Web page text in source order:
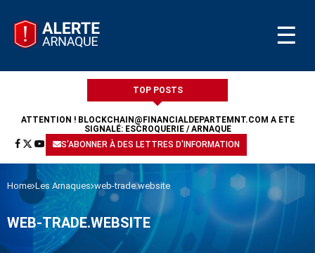
☰
TOP POSTS
ATTENTION ! BLOCKCHAIN@FINANCIALDEPARTEMNT.COM A ÉTÉ
SIGNALÉ: ESCROQUERIE / ARNAQUE
S'ABONNER À DES LETTRES D'INFORMATION
Home Les Arnaques web-trade.website
WEB-TRADE.WEBSITE